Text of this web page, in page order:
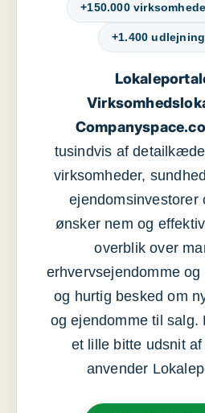
+150.000
+1.400
tusindvis af
virksomheder,
ejendomsinvestorer
ønsker nem og
overblik over
erhvervsejendomme
og hurtig besked om
og ejendomme til salg.
et lille bitte udsnit
anvender